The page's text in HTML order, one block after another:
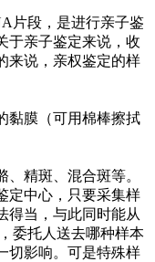
片段，是进行亲子鉴
于亲子鉴定来说，收
来说，亲权鉴定的样
黏膜（可用棉棒擦拭
精斑、混合斑等。
定中心，只要采集样
得当，与此同时能从
委托人送去哪种样本
切影响。可是特殊样